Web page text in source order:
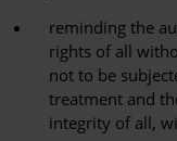
reminding the
rights of all
not to be
treatment and
integrity of all,